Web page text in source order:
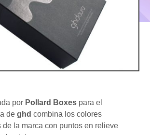
por Pollard Boxes para el
deghd combina los colores
de la marca con puntos en relieve